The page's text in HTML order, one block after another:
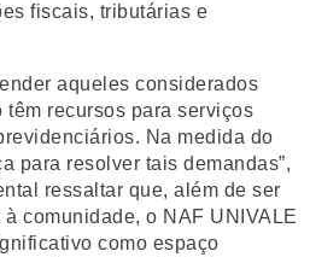
fiscais, tributárias e
aqueles considerados
recursos para serviços
Na medida do
para resolver tais demandas”,
ressaltar que, além de ser
comunidade, o NAF UNIVALE
como espaço